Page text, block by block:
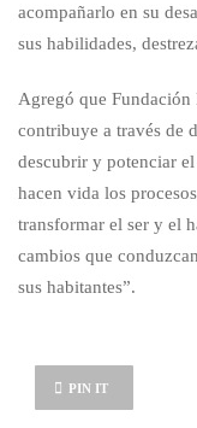
acompañarlo en su
sus habilidades,
Agregó que Fundación
contribuye a través de
descubrir y potenciar
hacen vida los
transformar el ser y el
cambios que
sus habitantes”.
PIN IT